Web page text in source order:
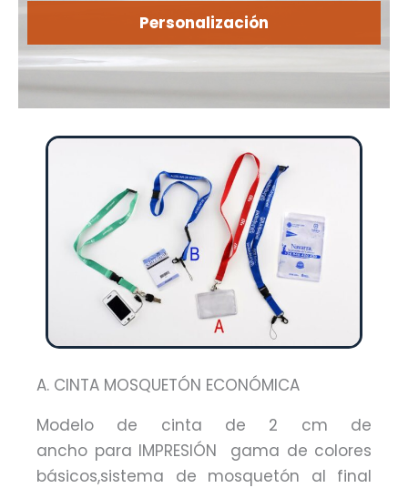
Personalización
A. CINTA MOSQUETÓN ECONÓMICA
Modelo de cinta de 2 cm de
ancho para IMPRESIÓN gama de colores
básicos,sistema de mosquetón al final